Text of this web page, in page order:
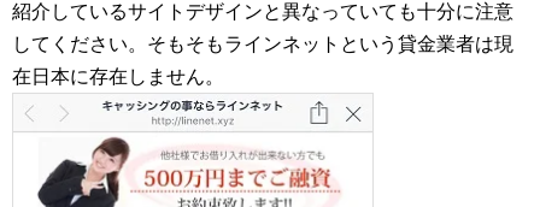
紹介しているサイトデザインと異なっていても十分に注意
してください。そもそもラインネットという貸金業者は現
在日本に存在しません。